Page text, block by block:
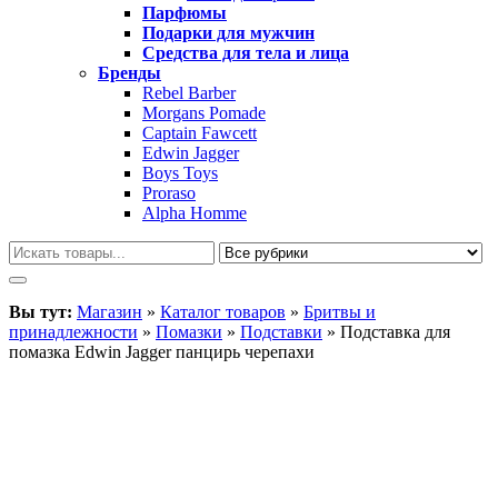
Парфюмы
Подарки для мужчин
Средства для тела и лица
Бренды
Rebel Barber
Morgans Pomade
Captain Fawcett
Edwin Jagger
Boys Toys
Proraso
Alpha Homme
Вы тут: Магазин » Каталог товаров » Бритвы и
принадлежности » Помазки » Подставки » Подставка для
помазка Edwin Jagger панцирь черепахи